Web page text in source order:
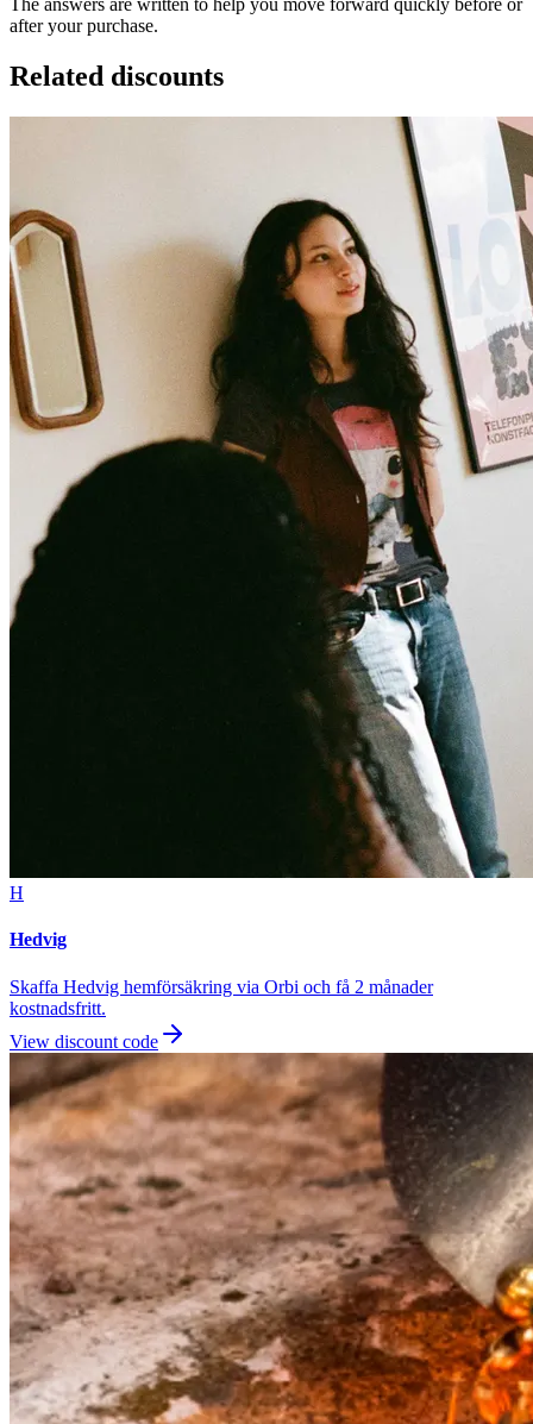
The answers are written to help you move forward quickly before or
after your purchase.
Related discounts
H
Hedvig
Skaffa Hedvig hemförsäkring via Orbi och få 2 månader
kostnadsfritt.
View discount code